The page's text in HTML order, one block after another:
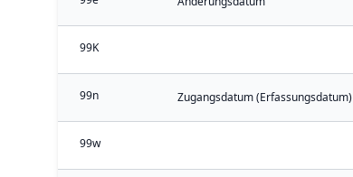
99K
99n Zugangsdatum (Erfassungsdatum)
99w